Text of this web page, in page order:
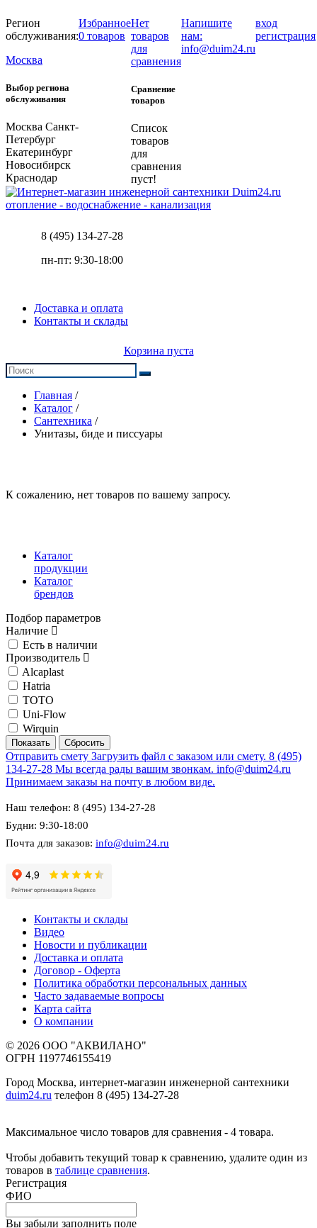
Регион
обслуживания:
Москва
Выбор региона
обслуживания
Москва Санкт-
Петербург
Екатеринбург
Новосибирск
Краснодар
Избранное
0 товаров
Нет
товаров
для
сравнения
Сравнение
товаров
Список
товаров
для
сравнения
пуст!
Напишите
нам:
info@duim24.ru
вход
регистрация
отопление - водоснабжение - канализация
8 (495) 134-27-28
пн-пт: 9:30-18:00
Доставка и оплата
Контакты и склады
Корзина пуста
Главная /
Каталог /
Сантехника /
Унитазы, биде и писсуары
К сожалению, нет товаров по вашему запросу.
Каталог
продукции
Каталог
брендов
Подбор параметров
Наличие
Есть в наличии
Производитель
Alcaplast
Hatria
TOTO
Uni-Flow
Wirquin
Отправить смету Загрузить файл с заказом или смету. 8 (495)
134-27-28 Мы всегда рады вашим звонкам. info@duim24.ru
Принимаем заказы на почту в любом виде.
Наш телефон: 8 (495) 134-27-28
Будни: 9:30-18:00
Почта для заказов: info@duim24.ru
Контакты и склады
Видео
Новости и публикации
Доставка и оплата
Договор - Оферта
Политика обработки персональных данных
Часто задаваемые вопросы
Карта сайта
О компании
© 2026 ООО "АКВИЛАНО"
ОГРН 1197746155419
Город Москва, интернет-магазин инженерной сантехники
duim24.ru телефон 8 (495) 134-27-28
Максимальное число товаров для сравнения - 4 товара.
Чтобы добавить текущий товар к сравнению, удалите один из
товаров в таблице сравнения.
Регистрация
ФИО
Вы забыли заполнить поле